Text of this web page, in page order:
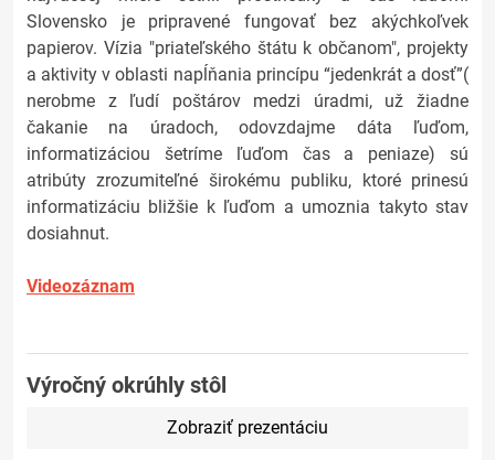
Slovensko je pripravené fungovať bez akýchkoľvek
papierov. Vízia "priateľského štátu k občanom", projekty
a aktivity v oblasti napĺňania princípu “jedenkrát a dosť”(
nerobme z ľudí poštárov medzi úradmi, už žiadne
čakanie na úradoch, odovzdajme dáta ľuďom,
informatizáciou šetríme ľuďom čas a peniaze) sú
atribúty zrozumiteľné širokému publiku, ktoré prinesú
informatizáciu bližšie k ľuďom a umoznia takyto stav
dosiahnut.
Videozáznam
Výročný okrúhly stôl
Zobraziť prezentáciu